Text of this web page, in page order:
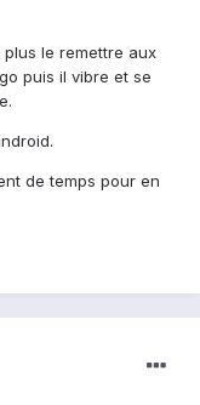
le remettre aux
puis il vibre et se
de temps pour en